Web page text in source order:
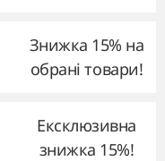
Знижка 15% на
обрані товари!
Ексклюзивна
знижка 15%!